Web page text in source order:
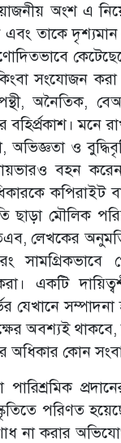
অংশ এ
এবং তাকে
সংযোজন
অনৈতিক,
বহির্প্রকাশ।
অভিজ্ঞতা ও
বহন
কপিরাইট বা
ছাড়া মৌলিক
লেখকের
একটি
যেখানে
অবশ্যই
অধিকার কোন
পারিশ্রমিক
পরিণত
করার অভিযোগ